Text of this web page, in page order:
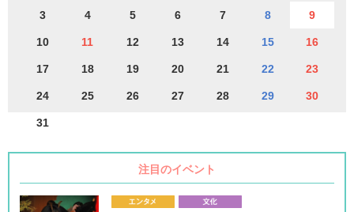
3 4 5 6 7 8 9
10 11 12 13 14 15 16
17 18 19 20 21 22 23
24 25 26 27 28 29 30
31
注目のイベント